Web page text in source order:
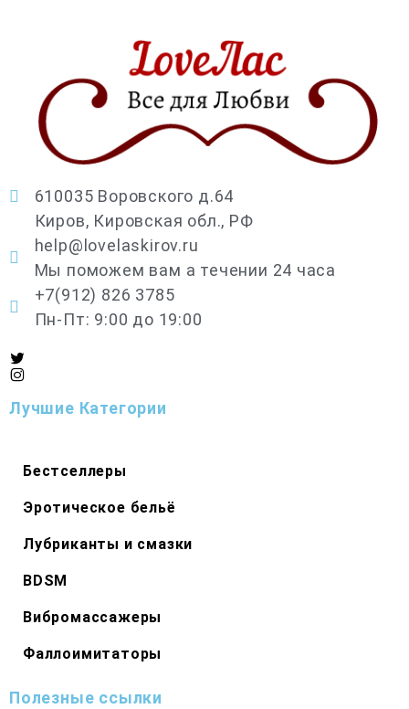
610035 Воровского д.64
Киров, Кировская обл., РФ
help@lovelaskirov.ru
Мы поможем вам а течении 24 часа
+7(912) 826 3785
Пн-Пт: 9:00 до 19:00
Лучшие Категории
Бестселлеры
Эротическое бельё
Лубриканты и смазки
BDSM
Вибромассажеры
Фаллоимитаторы
Полезные ссылки